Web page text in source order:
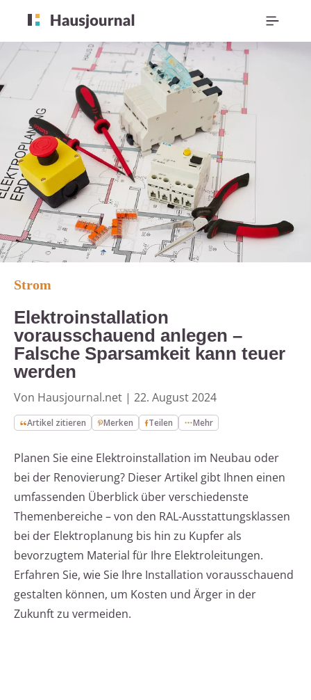
Strom
Elektroinstallation
vorausschauend anlegen –
Falsche Sparsamkeit kann teuer
werden
Von Hausjournal.net | 22. August 2024
Artikel zitieren Merken Teilen Mehr
Planen Sie eine Elektroinstallation im Neubau oder
bei der Renovierung? Dieser Artikel gibt Ihnen einen
umfassenden Überblick über verschiedenste
Themenbereiche – von den RAL-Ausstattungsklassen
bei der Elektroplanung bis hin zu Kupfer als
bevorzugtem Material für Ihre Elektroleitungen.
Erfahren Sie, wie Sie Ihre Installation vorausschauend
gestalten können, um Kosten und Ärger in der
Zukunft zu vermeiden.